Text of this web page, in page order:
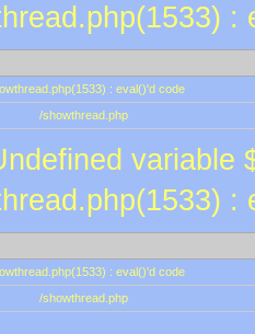
:
: eval()'d code
/showthread.php
variable
:
: eval()'d code
/showthread.php